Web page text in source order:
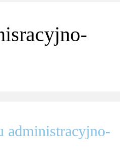
administracyjno-